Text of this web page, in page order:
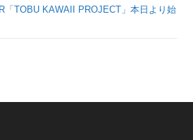
「TOBU KAWAII PROJECT」本日より始